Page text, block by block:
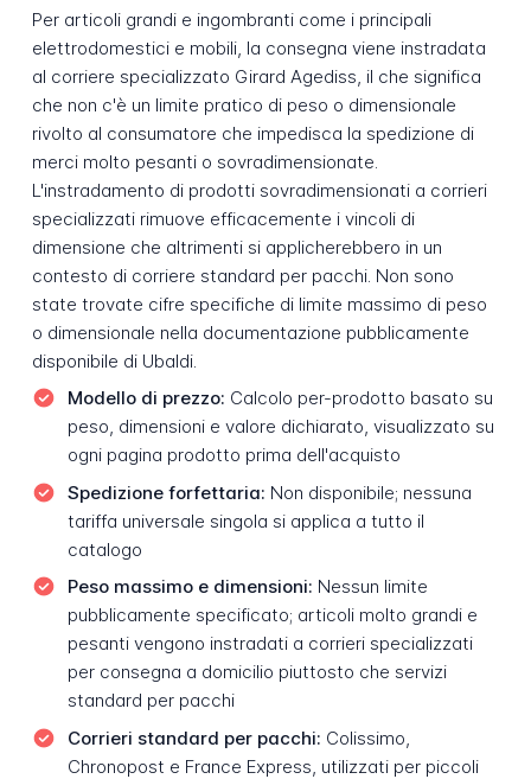
Per articoli grandi e ingombranti come i principali
elettrodomestici e mobili, la consegna viene instradata
al corriere specializzato Girard Agediss, il che significa
che non c'è un limite pratico di peso o dimensionale
rivolto al consumatore che impedisca la spedizione di
merci molto pesanti o sovradimensionate.
L'instradamento di prodotti sovradimensionati a corrieri
specializzati rimuove efficacemente i vincoli di
dimensione che altrimenti si applicherebbero in un
contesto di corriere standard per pacchi. Non sono
state trovate cifre specifiche di limite massimo di peso
o dimensionale nella documentazione pubblicamente
disponibile di Ubaldi.
Modello di prezzo: Calcolo per-prodotto basato su
peso, dimensioni e valore dichiarato, visualizzato su
ogni pagina prodotto prima dell'acquisto
Spedizione forfettaria: Non disponibile; nessuna
tariffa universale singola si applica a tutto il
catalogo
Peso massimo e dimensioni: Nessun limite
pubblicamente specificato; articoli molto grandi e
pesanti vengono instradati a corrieri specializzati
per consegna a domicilio piuttosto che servizi
standard per pacchi
Corrieri standard per pacchi: Colissimo,
Chronopost e France Express, utilizzati per piccoli